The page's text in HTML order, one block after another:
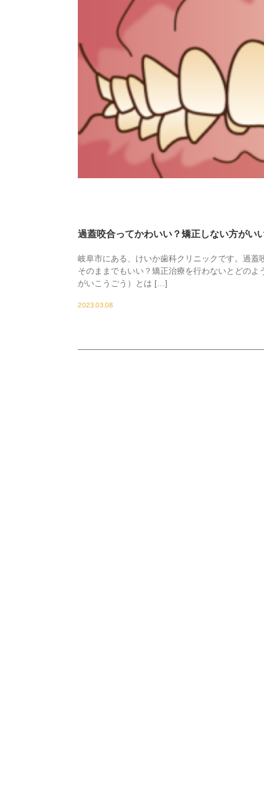
過蓋咬合ってかわいい？矯正しない方がい
岐阜市にある、けいか歯科クリニックです。過
そのままでもいい？矯正治療を行わないとどの
がいこうごう）とは […]
2023.03.08